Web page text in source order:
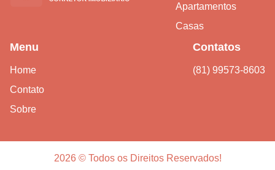
Apartamentos
Casas
Menu
Home
Contato
Sobre
Contatos
(81) 99573-8603
2026 © Todos os Direitos Reservados!